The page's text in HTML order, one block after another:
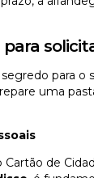
para o
uma
Cartão de